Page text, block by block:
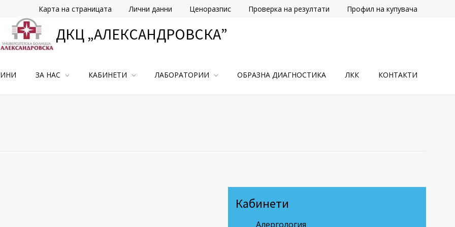
Профил на купувача
Проверка на резултати
Ценоразпис
Лични данни
Карта на страницата
ДКЦ „АЛЕКСАНДРОВСКА”
ЗА НАС КАБИНЕТИ ЛАБОРАТОРИИ ОБРАЗНА ДИАГНОСТИКА ЛКК КОНТАКТИ
Кабинети
Алергология